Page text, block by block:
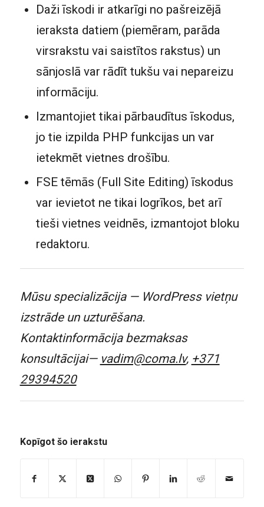
Daži īskodi ir atkarīgi no pašreizējā
ieraksta datiem (piemēram, parāda
virsrakstu vai saistītos rakstus) un
sānjoslā var rādīt tukšu vai nepareizu
informāciju.
Izmantojiet tikai pārbaudītus īskodus,
jo tie izpilda PHP funkcijas un var
ietekmēt vietnes drošību.
FSE tēmās (Full Site Editing) īskodus
var ievietot ne tikai logrīkos, bet arī
tieši vietnes veidnēs, izmantojot bloku
redaktoru.
Mūsu specializācija — WordPress vietņu
izstrāde un uzturēšana.
Kontaktinformācija bezmaksas
konsultācijai— vadim@coma.lv, +371
29394520
Kopīgot šo ierakstu